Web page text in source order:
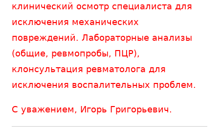
клинический осмотр специалиста для
исключения механических
повреждений. Лабораторные анализы
(общие, ревмопробы, ПЦР),
клонсультация ревматолога для
исключения воспалительных проблем.
С уважением, Игорь Григорьевич.